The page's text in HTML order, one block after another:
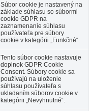
Súbor cookie je nastavený na
základe súhlasu so súbormi
cookie GDPR na
zaznamenanie súhlasu
používateľa pre súbory
cookie v kategórii „Funkčné“.
Tento súbor cookie nastavuje
doplnok GDPR Cookie
Consent. Súbory cookie sa
používajú na uloženie
súhlasu používateľa s
ukladaním súborov cookie v
kategórii „Nevyhnutné“.